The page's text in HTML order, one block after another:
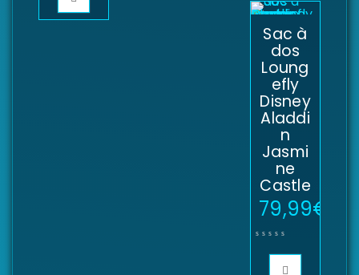
Sac à
dos
Loung
efly
Disney
Aladdi
n
Jasmi
ne
Castle
79,99€